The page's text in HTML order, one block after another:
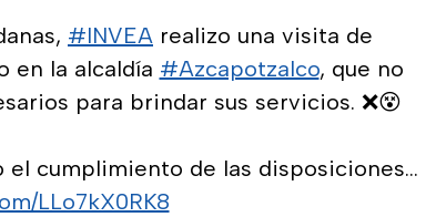
#INVEA realizo una visita de
en la alcaldía #Azcapotzalco, que no
para brindar sus servicios. ❌😵
cumplimiento de las disposiciones…
LLo7kX0RK8